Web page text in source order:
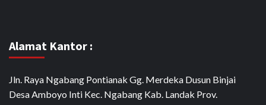
Alamat Kantor :
Jln. Raya Ngabang Pontianak Gg. Merdeka Dusun Binjai
Desa Amboyo Inti Kec. Ngabang Kab. Landak Prov.